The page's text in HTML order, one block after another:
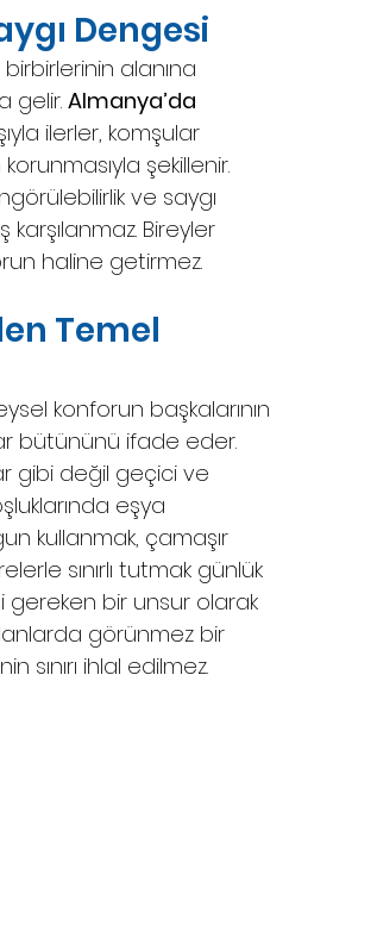
Dengesi
alanına
gelir. Almanya’da
ilerler, komşular
korunmasıyla şekillenir.
ve saygı
karşılanmaz. Bireyler
haline getirmez.
Temel
konforun başkalarının
bütününü ifade eder.
gibi değil geçici ve
eşya
kullanmak, çamaşır
sınırlı tutmak günlük
gereken bir unsur olarak
görünmez bir
sınırı ihlal edilmez.